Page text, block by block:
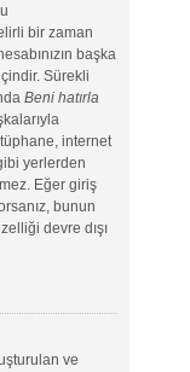
bir zaman
başka
Sürekli
Beni hatırla
internet
yerlerden
Eğer giriş
bunun
devre dışı
ve